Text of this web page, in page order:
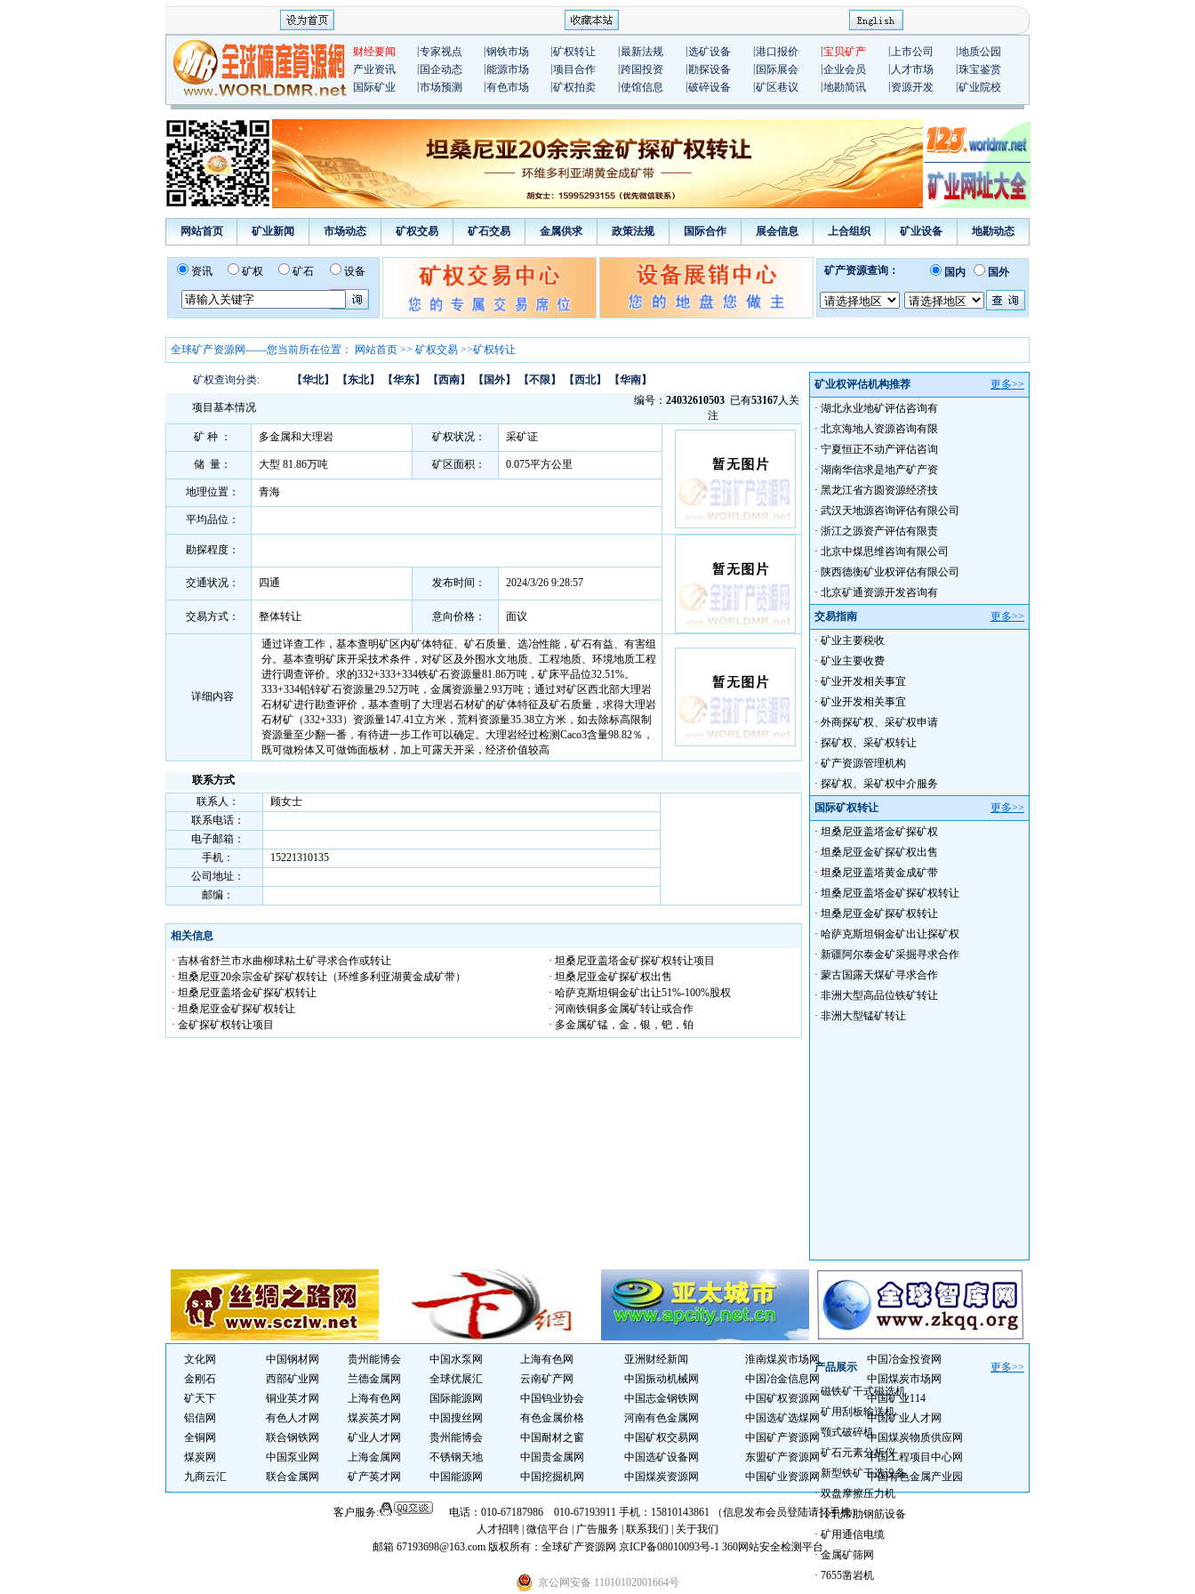
财经要闻 专家视点 钢铁市场 矿权转让 最新法规 选矿设备 港口报价 宝贝矿产 上市公司
地质公园
产业资讯
国企动态 能源市场 项目合作 跨国投资 勘探设备 国际展会 企业会员 人才市场
珠宝鉴赏
国际矿业
市场预测 有色市场 矿权拍卖 使馆信息 破碎设备 矿区巷议 地勘简讯 资源开发 矿业院校
网站首页 矿业新闻 市场动态 矿权交易 矿石交易 金属供求 政策法规 国际合作 展会信息 上合组织 矿业设备 地勘动态
资讯 矿权 矿石 设备
全球矿产资源网——您当前所在位置： 网站首页 >> 矿权交易 >>矿权转让
矿权查询分类: 【华北】 【东北】 【华东】 【西南】 【国外】 【不限】 【西北】 【华南】
项目基本情况
编号： 24032610503 已有53167人关
注
矿 种 ：
多金属和大理岩 矿权状况： 采矿证
储 量： 大型 81.86万吨 矿区面积： 0.075平方公里
地理位置： 青海
平均品位：
勘探程度：
交通状况： 四通 发布时间： 2024/3/26 9:28:57
交易方式： 整体转让 意向价格： 面议
详细内容
通过详查工作，基本查明矿区内矿体特征、矿石质量、选冶性能，矿石有益、有害组
分。基本查明矿床开采技术条件，对矿区及外围水文地质、工程地质、环境地质工程
进行调查评价。求的332+333+334铁矿石资源量81.86万吨，矿床平品位32.51%。
333+334铅锌矿石资源量29.52万吨，金属资源量2.93万吨；通过对矿区西北部大理岩
石材矿进行勘查评价，基本查明了大理岩石材矿的矿体特征及矿石质量，求得大理岩
石材矿（332+333）资源量147.41立方米，荒料资源量35.38立方米，如去除标高限制
资源量至少翻一番，有待进一步工作可以确定。大理岩经过检测Caco3含量98.82％，
既可做粉体又可做饰面板材，加上可露天开采，经济价值较高
联系方式
联系人：
顾女士
联系电话：
电子邮箱：
手机：
15221310135
公司地址：
邮编：
相关信息
· 吉林省舒兰市水曲柳球粘土矿寻求合作或转让
· 坦桑尼亚盖塔金矿探矿权转让项目
· 坦桑尼亚20余宗金矿探矿权转让（环维多利亚湖黄金成矿带）
· 坦桑尼亚金矿探矿权出售
· 坦桑尼亚盖塔金矿探矿权转让
· 哈萨克斯坦铜金矿出让51%-100%股权
· 坦桑尼亚金矿探矿权转让
· 河南铁铜多金属矿转让或合作
· 金矿探矿权转让项目
· 多金属矿锰，金，银，钯，铂
矿业权评估机构推荐
更多>>
· 湖北永业地矿评估咨询有
· 北京海地人资源咨询有限
· 宁夏恒正不动产评估咨询
· 湖南华信求是地产矿产资
· 黑龙江省方圆资源经济技
· 武汉天地源咨询评估有限公司
· 浙江之源资产评估有限责
· 北京中煤思维咨询有限公司
· 陕西德衡矿业权评估有限公司
· 北京矿通资源开发咨询有
交易指南
更多>>
· 矿业主要税收
· 矿业主要收费
· 矿业开发相关事宜
· 矿业开发相关事宜
· 外商探矿权、采矿权申请
· 探矿权、采矿权转让
· 矿产资源管理机构
· 探矿权、采矿权中介服务
国际矿权转让
更多>>
· 坦桑尼亚盖塔金矿探矿权
· 坦桑尼亚金矿探矿权出售
· 坦桑尼亚盖塔黄金成矿带
· 坦桑尼亚盖塔金矿探矿权转让
· 坦桑尼亚金矿探矿权转让
· 哈萨克斯坦铜金矿出让探矿权
· 新疆阿尔泰金矿采掘寻求合作
· 蒙古国露天煤矿寻求合作
· 非洲大型高品位铁矿转让
· 非洲大型锰矿转让
产品展示
更多>>
· 磁铁矿干式磁选机
· 矿用刮板输送机
· 颚式破碎机
· 矿石元素分析仪
· 新型铁矿干选设备
· 双盘摩擦压力机
· 冷轧带肋钢筋设备
· 矿用通信电缆
· 金属矿筛网
· 7655凿岩机
文化网 中国钢材网 贵州能博会 中国水泵网 上海有色网 亚洲财经新闻 淮南煤炭市场网
中国冶金投资网
金刚石
西部矿业网 兰德金属网 全球优展汇 云南矿产网 中国振动机械网 中国冶金信息网
中国煤炭市场网
矿天下
铜业英才网 上海有色网 国际能源网 中国钨业协会 中国志金钢铁网 中国矿权资源网
中国矿业114
铝信网
有色人才网 煤炭英才网 中国搜丝网 有色金属价格 河南有色金属网 中国选矿选煤网
中国矿业人才网
全铜网
联合钢铁网 矿业人才网 贵州能博会 中国耐材之窗 中国矿权交易网 中国矿产资源网
中国煤炭物质供应网
煤炭网
中国泵业网 上海金属网 不锈钢天地 中国贵金属网 中国选矿设备网 东盟矿产资源网
中国工程项目中心网
九商云汇
联合金属网 矿产英才网 中国能源网 中国挖掘机网 中国煤炭资源网 中国矿业资源网 中国有色金属产业园
客户服务:
电话：010-67187986 010-67193911 手机：15810143861 （信息发布会员登陆请打手机）
人才招聘 微信平台 广告服务 联系我们
关于我们
邮箱 67193698@163.com 版权所有：全球矿产资源网 京ICP备08010093号-1 360网站安全检测平台
京公网安备 11010102001664号